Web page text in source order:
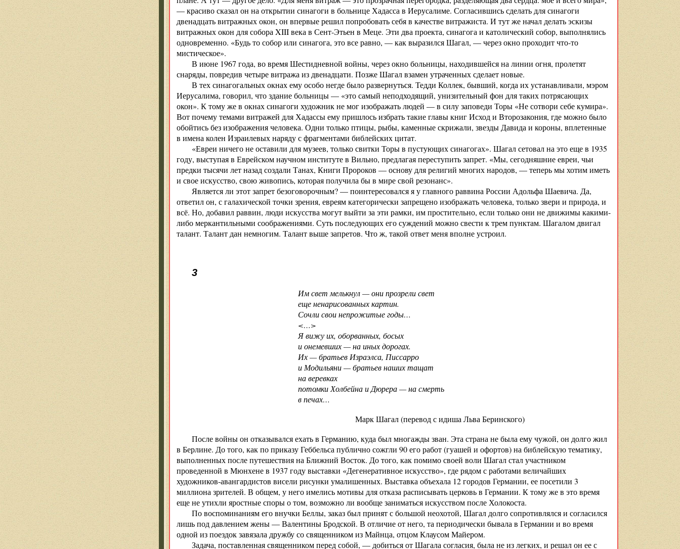
— красиво сказал он на открытии синагоги в больнице Хадасса в Иерусалиме. Согласившись сделать для синагоги
двенадцать витражных окон, он впервые решил попробовать себя в качестве витражиста. И тут же начал делать эскизы
витражных окон для собора XIII века в Сент-Этьен в Меце. Эти два проекта, синагога и католический собор, выполнялись
одновременно. «Будь то собор или синагога, это все равно, — как выразился Шагал, — через окно проходит что-то
мистическое».
В июне 1967 года, во время Шестидневной войны, через окно больницы, находившейся на линии огня, пролетят
снаряды, повредив четыре витража из двенадцати. Позже Шагал взамен утраченных сделает новые.
В тех синагогальных окнах ему особо негде было развернуться. Тедди Коллек, бывший, когда их устанавливали, мэром
Иерусалима, говорил, что здание больницы — «это самый неподходящий, унизительный фон для таких потрясающих
окон». К тому же в окнах синагоги художник не мог изображать людей — в силу заповеди Торы «Не сотвори себе кумира».
Вот почему темами витражей для Хадассы ему пришлось избрать такие главы книг Исход и Второзакония, где можно было
обойтись без изображения человека. Одни только птицы, рыбы, каменные скрижали, звезды Давида и короны, вплетенные
в имена колен Израилевых наряду с фрагментами библейских цитат.
«Евреи ничего не оставили для музеев, только свитки Торы в пустующих синагогах». Шагал сетовал на это еще в 1935
году, выступая в Еврейском научном институте в Вильно, предлагая переступить запрет. «Мы, сегодняшние евреи, чьи
предки тысячи лет назад создали Танах, Книги Пророков — основу для религий многих народов, — теперь мы хотим иметь
и свое искусство, свою живопись, которая получила бы в мире свой резонанс».
Является ли этот запрет безоговорочным? — поинтересовался я у главного раввина России Адольфа Шаевича. Да,
ответил он, с галахической точки зрения, евреям категорически запрещено изображать человека, только звери и природа, и
всё. Но, добавил раввин, люди искусства могут выйти за эти рамки, им простительно, если только они не движимы какими-
либо меркантильными соображениями. Суть последующих его суждений можно свести к трем пунктам. Шагалом двигал
талант. Талант дан немногим. Талант выше запретов. Что ж, такой ответ меня вполне устроил.
3
Им свет мелькнул — они прозрели свет
еще ненарисованных картин.
Сочли свои непрожитые годы…
<…>
Я вижу их, оборванных, босых
и онемевших — на иных дорогах.
Их — братьев Израэлса, Писсарро
и Модильяни — братьев наших тащат
на веревках
потомки Холбейна и Дюрера — на смерть
в печах…
Марк Шагал (перевод с идиша Льва Беринского)
После войны он отказывался ехать в Германию, куда был многажды зван. Эта страна не была ему чужой, он долго жил
в Берлине. До того, как по приказу Геббельса публично сожгли 90 его работ (гуашей и офортов) на библейскую тематику,
выполненных после путешествия на Ближний Восток. До того, как помимо своей воли Шагал стал участником
проведенной в Мюнхене в 1937 году выставки «Дегенеративное искусство», где рядом с работами величайших
художников-авангардистов висели рисунки умалишенных. Выставка объехала 12 городов Германии, ее посетили 3
миллиона зрителей. В общем, у него имелись мотивы для отказа расписывать церковь в Германии. К тому же в это время
еще не утихли яростные споры о том, возможно ли вообще заниматься искусством после Холокоста.
По воспоминаниям его внучки Беллы, заказ был принят с большой неохотой, Шагал долго сопротивлялся и согласился
лишь под давлением жены — Валентины Бродской. В отличие от него, та периодически бывала в Германии и во время
одной из поездок завязала дружбу со священником из Майнца, отцом Клаусом Майером.
Задача, поставленная священником перед собой, — добиться от Шагала согласия, была не из легких, и решал он ее с